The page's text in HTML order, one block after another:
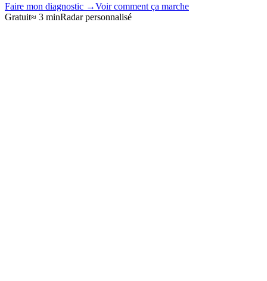
Faire mon diagnostic →Voir comment ça marche
Gratuit≈ 3 minRadar personnalisé